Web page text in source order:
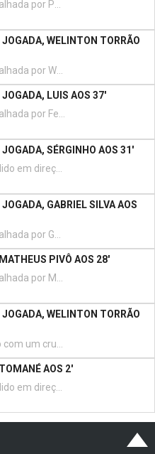
Oportunidade falhada por Pedro Lima (AVS) remate com o pé direito de fora da área. Assistência de Kiki.
WELINTON TORRÃO
Oportunidade falhada por Welinton Torrão remate com o pé direito do lado esquerdo da área. Assistência de Fernando.
LUIS AOS 37'
Oportunidade falhada por Fernando de cabeça no coração da área. Assistência de Lucas Soares com um cruzamento para a área.
SÉRGINHO AOS 31'
Remate defendido em direção ao centro da baliza. Serginho remate com o pé direito no coração da área. Assistência de Gustavo Klismahn.
GABRIEL SILVA AOS
Oportunidade falhada por Gabriel Silva remate com o pé esquerdo de fora da área. Assistência de Welinton Torrão.
PIVÔ AOS 28'
Oportunidade falhada por Matheus Pivô (AVS) remate com o pé direito de fora da área. Assistência de Tomané.
WELINTON TORRÃO
Welinton Torrão com um cruzamento açucarado desde a esquerda e Gabriel Silva e Fernando não conseguiram chegar a tempo de desviar
AOS 2'
Remate defendido em direção ao centro da baliza. Tomané (AVS) de cabeça no coração da área. Assistência de Gustavo Mendonça.